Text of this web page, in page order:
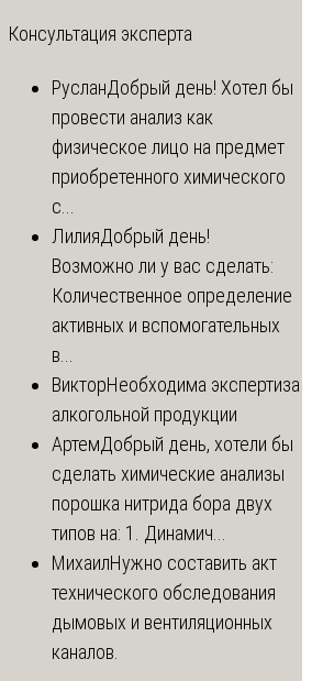
Консультация эксперта
РусланДобрый день! Хотел бы
провести анализ как
физическое лицо на предмет
приобретенного химического
с...
ЛилияДобрый день!
Возможно ли у вас сделать:
Количественное определение
активных и вспомогательных
в...
ВикторНеобходима экспертиза
алкогольной продукции
АртемДобрый день, хотели бы
сделать химические анализы
порошка нитрида бора двух
типов на: 1. Динамич...
МихаилНужно составить акт
технического обследования
дымовых и вентиляционных
каналов.